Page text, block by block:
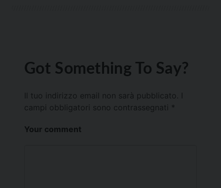
Got Something To Say?
Il tuo indirizzo email non sarà pubblicato.
campi obbligatori sono contrassegnati *
Your comment